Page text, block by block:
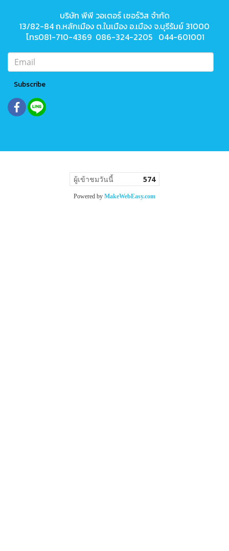
บริษัท พีพี วอเตอร์ เซอร์วิส จำกัด
13/82-84 ถ.หลักเมือง ต.ในเมือง อ.เมือง จ.บุรีรัมย์ 31000
โทร081-710-4369 086-324-2205 044-601001
Subscribe
ผู้เข้าชมวันนี้ 574
Powered by MakeWebEasy.com